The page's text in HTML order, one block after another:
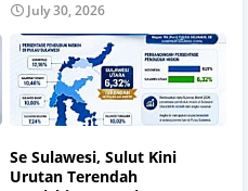
July 30, 2026
Se Sulawesi, Sulut Kini
Urutan Terendah